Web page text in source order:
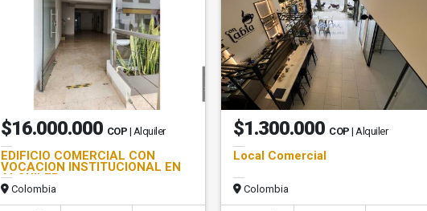
$16.000.000 COP | Alquiler
EDIFICIO COMERCIAL CON
VOCACION INSTITUCIONAL EN
ALQUILER
Colombia
$1.300.000 COP | Alquiler
Local Comercial
Colombia